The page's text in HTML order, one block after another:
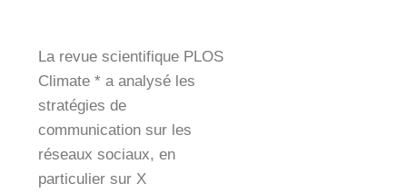
La revue scientifique PLOS
Climate * a analysé les
stratégies de
communication sur les
réseaux sociaux, en
particulier sur X